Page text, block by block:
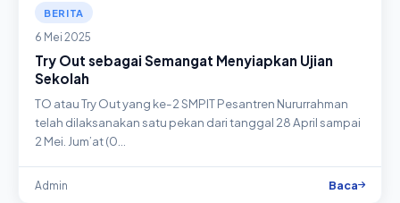
BERITA
6 Mei 2025
Try Out sebagai Semangat Menyiapkan Ujian
Sekolah
TO atau Try Out yang ke-2 SMPIT Pesantren Nururrahman
telah dilaksanakan satu pekan dari tanggal 28 April sampai
2 Mei. Jum’at (0…
Admin Baca